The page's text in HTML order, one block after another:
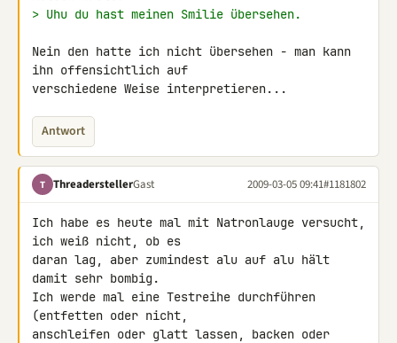
> Uhu du hast meinen Smilie übersehen.
Nein den hatte ich nicht übersehen - man kann
ihn offensichtlich auf
verschiedene Weise interpretieren...
Antwort
T ThreaderstellerGast 2009-03-05 09:41#1181802
Ich habe es heute mal mit Natronlauge versucht,
ich weiß nicht, ob es
daran lag, aber zumindest alu auf alu hält
damit sehr bombig.
Ich werde mal eine Testreihe durchführen
(entfetten oder nicht,
anschleifen oder glatt lassen, backen oder